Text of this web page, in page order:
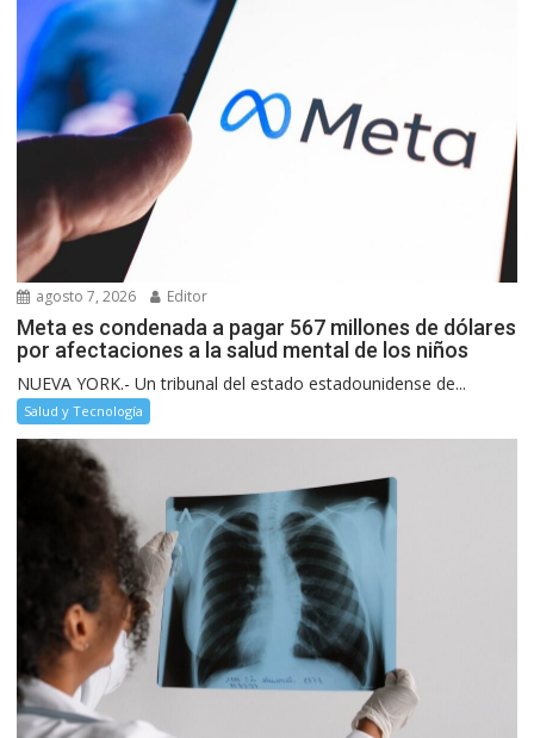
agosto 7, 2026 Editor
Meta es condenada a pagar 567 millones de dólares
por afectaciones a la salud mental de los niños
NUEVA YORK.- Un tribunal del estado estadounidense de...
Salud y Tecnología